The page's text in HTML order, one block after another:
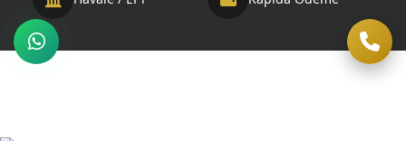
Telif Hakkı © 2026 Otelbuklet.com. Bu sitedeki tüm içerikler telif